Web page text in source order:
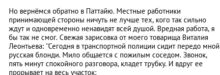
Но вернёмся обратно в Паттайю. Местные работники
принимающей стороны ничуть не лучше тех, кого так сильно
ждут и одновременно ненавидят всей душой. Вредная работа, я
бы так не смог. Свежая зарисовка от моего товарища Виталия
Леонтьева: ''Сегодня в транспортной полиции сидит передо мной
русская блонди. Мило общается с пожилым соседом. Звонок,
пять минут спокойного разговора, кладет трубку. И вдруг ее
прорывает на весь участок: